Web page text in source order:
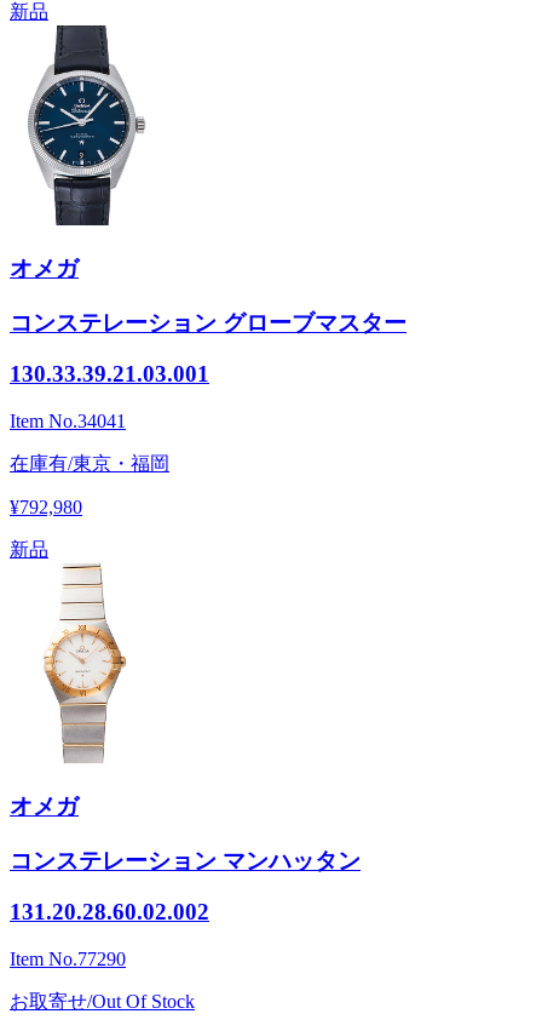
新品
オメガ
コンステレーション グローブマスター
130.33.39.21.03.001
Item No.34041
在庫有/東京・福岡
¥792,980
新品
オメガ
コンステレーション マンハッタン
131.20.28.60.02.002
Item No.77290
お取寄せ/Out Of Stock